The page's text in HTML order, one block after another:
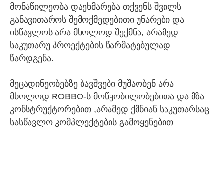
მონაწილეობა დაეხმარება თქვენს შვილს
განავითაროს შემოქმედებითი უნარები და
ისწავლოს არა მხოლოდ შექმნა, არამედ
საკუთარუ პროექტების წარმატებულად
წარდგენა.
მეცადინეობებზე ბავშვები მუშაობენ არა
მხოლოდ ROBBO-ს მოწყობილობებითა და მზა
კონსტრუქტორებით ,არამედ ქმნიან საკუთარსაც
სასწავლო კომპლექტების გამოყენებით